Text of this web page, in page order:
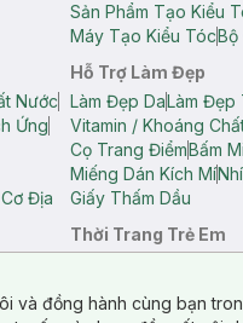
Sản Phẩm Tạo Kiểu
Máy Tạo Kiểu TócBộ
Nước
Ứng
Địa
Hỗ Trợ Làm Đẹp
Làm Đẹp DaLàm Đẹp
Vitamin / Khoáng
Cọ Trang ĐiểmBấm Mi
Miếng Dán Kích Mí
Giấy Thấm Dầu
Thời Trang Trẻ Em
và đồng hành cùng bạn